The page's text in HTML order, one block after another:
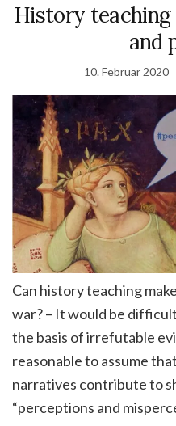
History
and
10. Februar 2020
Can history teaching
war? – It would be
the basis of irrefutable
reasonable to assume
narratives contribute to
“perceptions and